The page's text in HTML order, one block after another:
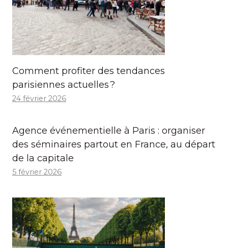
Comment profiter des tendances
parisiennes actuelles ?
24 février 2026
Agence événementielle à Paris : organiser
des séminaires partout en France, au départ
de la capitale
5 février 2026